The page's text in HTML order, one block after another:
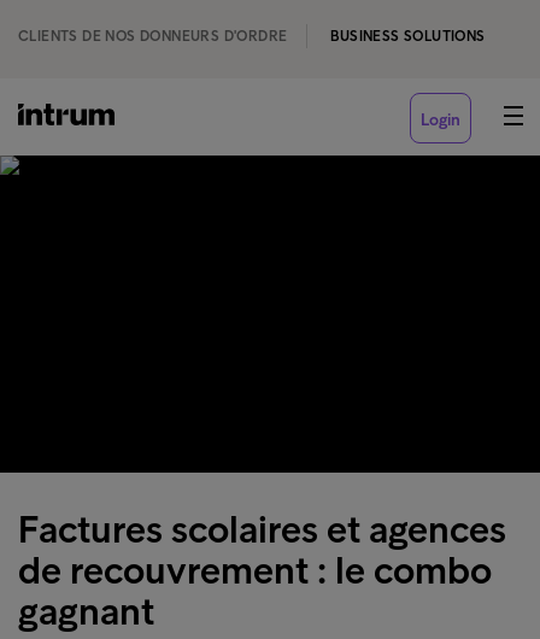
CLIENTS DE NOS DONNEURS D'ORDRE BUSINESS SOLUTIONS
Login
Factures scolaires et agences
de recouvrement : le combo
gagnant